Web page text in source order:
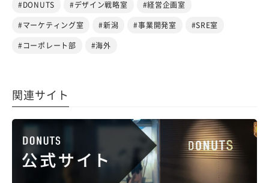
#DONUTS #デザイン戦略室 #経営企画室
#マーケティング室 #新潟 #事業開発室 #SRE室
#コーポレート部 #海外
関連サイト